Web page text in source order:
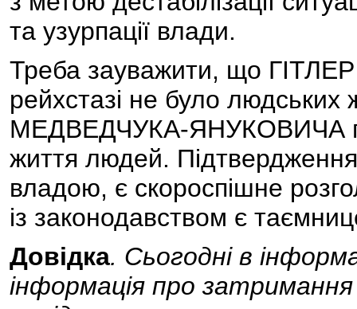
та узурпації влади.
Треба зауважити, що
рейхстазі не було
МЕДВЕДЧУКА-ЯНУКОВИЧА
життя людей.
владою, є скороспішне
із законодавством є
Довідка. Сьогодні в
інформація про затримання